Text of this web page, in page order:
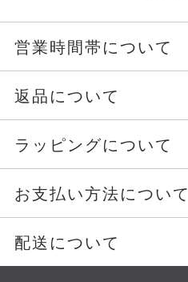
営業時間帯について
返品について
ラッピングについて
お支払い方法について
配送について